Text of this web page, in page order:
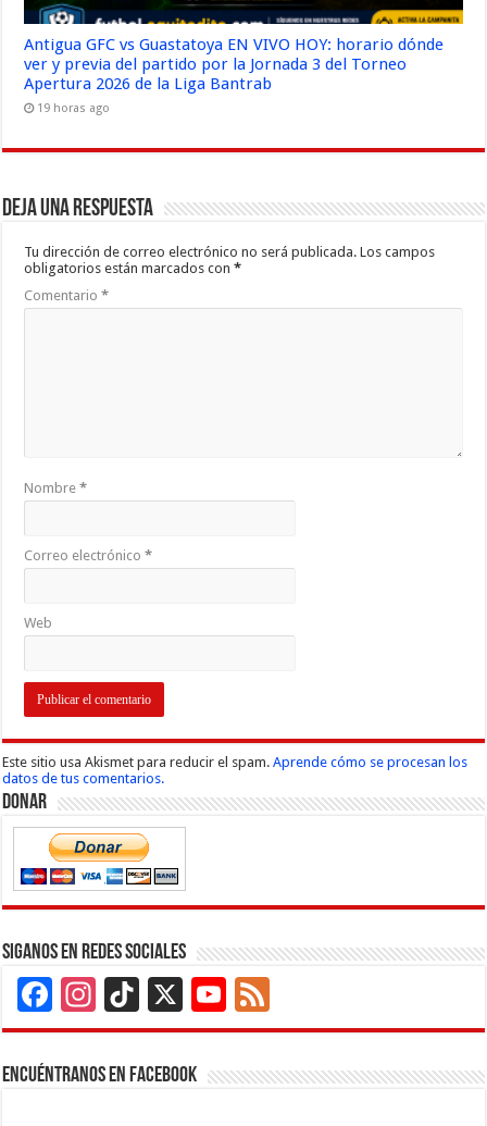
Antigua GFC vs Guastatoya EN VIVO HOY: horario dónde
ver y previa del partido por la Jornada 3 del Torneo
Apertura 2026 de la Liga Bantrab
19 horas ago
Deja una respuesta
Tu dirección de correo electrónico no será publicada. Los campos
obligatorios están marcados con*
Comentario*
Nombre*
Correo electrónico*
Web
Este sitio usa Akismet para reducir el spam.Aprende cómo se procesan los
datos de tus comentarios.
Donar
Siganos en Redes Sociales
Facebook
Instagram
TikTok
X
YouTube
Channel
Encuéntranos en Facebook